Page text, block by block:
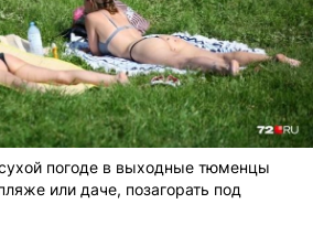
погоде в выходные тюменцы
или даче, позагорать под